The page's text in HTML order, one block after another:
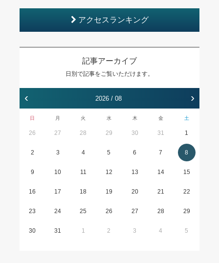
アクセスランキング
記事アーカイブ
日別で記事をご覧いただけます。
‹ 2026 / 08 ›
日 月 火 水 木 金 土
26 27 28 29 30 31 1
2 3 4 5 6 7 8
9 10 11 12 13 14 15
16 17 18 19 20 21 22
23 24 25 26 27 28 29
30 31 1 2 3 4 5